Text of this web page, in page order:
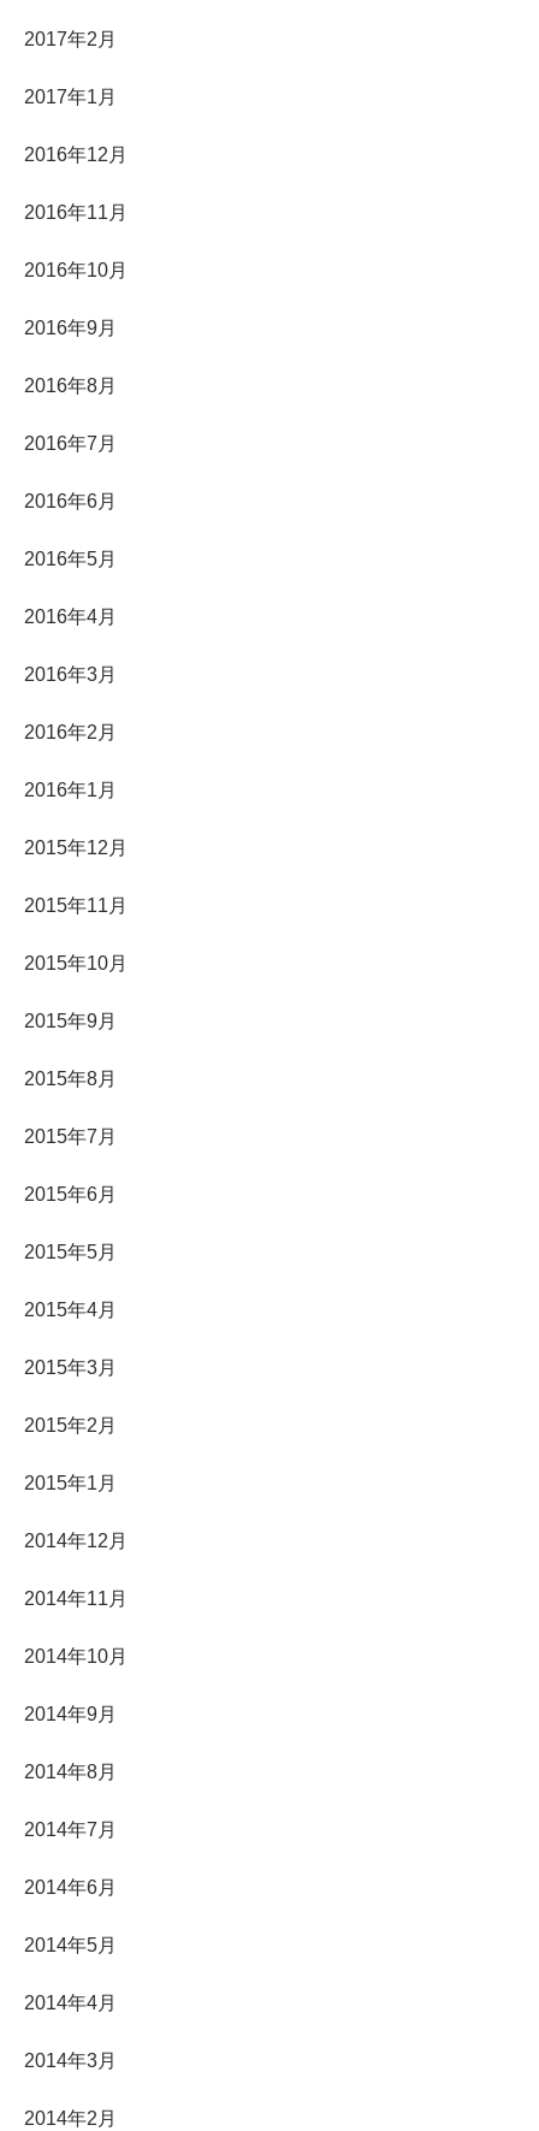
2017年2月
2017年1月
2016年12月
2016年11月
2016年10月
2016年9月
2016年8月
2016年7月
2016年6月
2016年5月
2016年4月
2016年3月
2016年2月
2016年1月
2015年12月
2015年11月
2015年10月
2015年9月
2015年8月
2015年7月
2015年6月
2015年5月
2015年4月
2015年3月
2015年2月
2015年1月
2014年12月
2014年11月
2014年10月
2014年9月
2014年8月
2014年7月
2014年6月
2014年5月
2014年4月
2014年3月
2014年2月